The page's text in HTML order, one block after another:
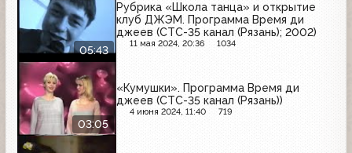
05:43
Рубрика «Школа танца» и открытие
клуб ДЖЭМ. Программа Время ди
джеев (СТС-35 канал (Рязань); 2002)
11 мая 2024, 20:36 1034
03:05
«Кумушки». Программа Время ди
джеев (СТС-35 канал (Рязань))
4 июня 2024, 11:40 719